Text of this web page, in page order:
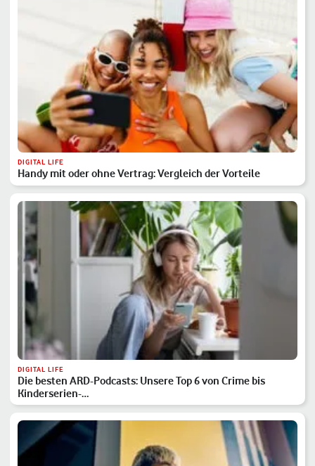
DIGITAL LIFE
Handy mit oder ohne Vertrag: Vergleich der Vorteile
DIGITAL LIFE
Die besten ARD-Podcasts: Unsere Top 6 von Crime bis
Kinderserien-…